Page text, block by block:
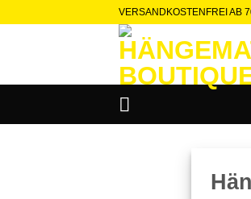
VERSANDKOSTENFREI AB